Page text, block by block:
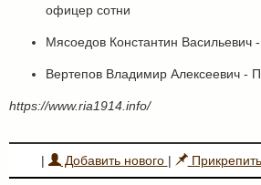
офицер сотни
Мясоедов Константин Васильевич
Вертепов Владимир Алексеевич -
https://www.ria1914.info/
| Добавить нового |